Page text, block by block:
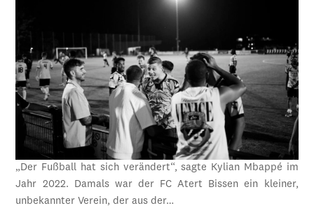
„Der Fußball hat sich verändert“, sagte Kylian Mbappé im
Jahr 2022. Damals war der FC Atert Bissen ein kleiner,
unbekannter Verein, der aus der…